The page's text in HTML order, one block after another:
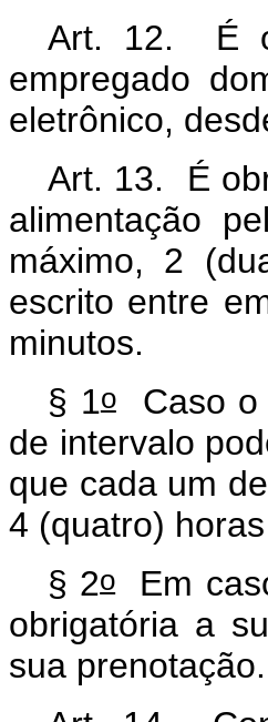
Art. 12. É
empregado
eletrônico,
Art. 13.
É
alimentação
máximo, 2
escrito entre
minutos.
§ 1oCaso o
de intervalo
que cada um
4 (quatro)
§ 2oEm
obrigatória a
sua prenotação.